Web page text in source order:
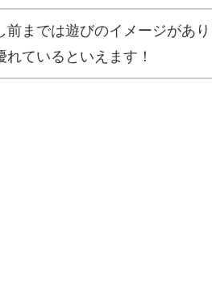
前までは遊びのイメージがあ
れているといえます！